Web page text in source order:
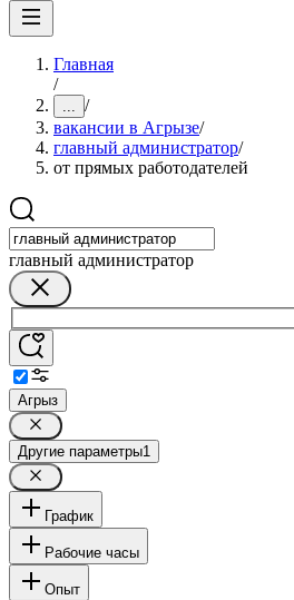
Главная
/
... /
вакансии в Агрызе/
главный администратор/
от прямых работодателей
главный администратор
Агрыз
Другие параметры1
График
Рабочие часы
Опыт